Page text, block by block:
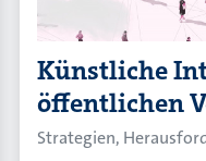
Künstliche
öffentlichen
Strategien,